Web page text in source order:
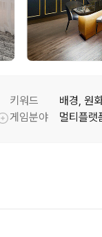
키워드 배경, 원
게임분야 멀티플랫